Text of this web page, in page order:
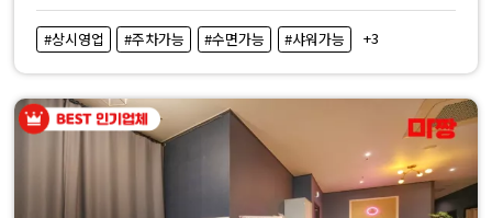
#상시영업 #주차가능 #수면가능 #샤워가능 +3